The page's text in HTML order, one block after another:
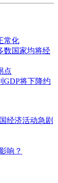
常化
数国家均将经
点
GDP将下降约
经济活动急剧
响？